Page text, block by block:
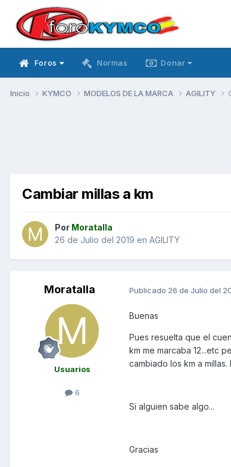
Foros Normas Donar
Inicio KYMCO MODELOS DE LA MARCA AGILITY
Cambiar millas a km
Por Moratalla
26 de Julio del 2019 en AGILITY
Moratalla
Usuarios
6
Publicado 26 de Julio del
Buenas
Pues resuelta que el
km me marcaba 12...etc
cambiado los km a
Si alguien sabe algo...
Gracias